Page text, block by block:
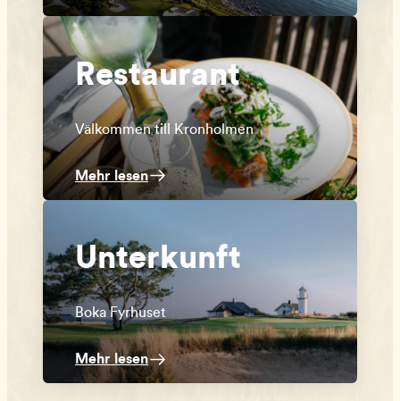
Restaurant
Välkommen till Kronholmen
Mehr lesen
Unterkunft
Boka Fyrhuset
Mehr lesen